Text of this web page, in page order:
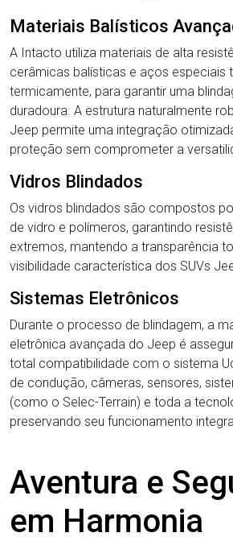
Materiais Balísticos
A Intacto utiliza materiais de alta
cerâmicas balísticas e aços especiais
termicamente, para garantir uma
duradoura. A estrutura naturalmente
Jeep permite uma integração
proteção sem comprometer a
Vidros Blindados
Os vidros blindados são compostos
de vidro e polímeros, garantindo
extremos, mantendo a transparência
visibilidade característica dos SUVs
Sistemas Eletrônicos
Durante o processo de blindagem, a
eletrônica avançada do Jeep é
total compatibilidade com o sistema
de condução, câmeras, sensores,
(como o Selec-Terrain) e toda a
preservando seu funcionamento
Aventura e
em Harmonia